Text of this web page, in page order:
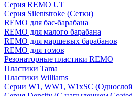
Серия REMO UT
Серия Silentstroke (Сетки)
REMO для бас-барабана
REMO для малого барабана
REMO для маршевых барабанов
REMO для томов
Резонаторные пластики REMO
Пластики Tama
Пластики Williams
Серии W1, WW1, W1xSC